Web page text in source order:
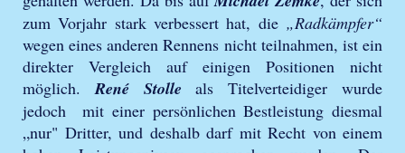
zum Vorjahr stark verbessert hat, die „Radkämpfer“
wegen eines anderen Rennens nicht teilnahmen, ist ein
direkter Vergleich auf einigen Positionen nicht
möglich.René Stolle als Titelverteidiger wurde
jedoch mit einer persönlichen Bestleistung diesmal
„nur" Dritter, und deshalb darf mit Recht von einem